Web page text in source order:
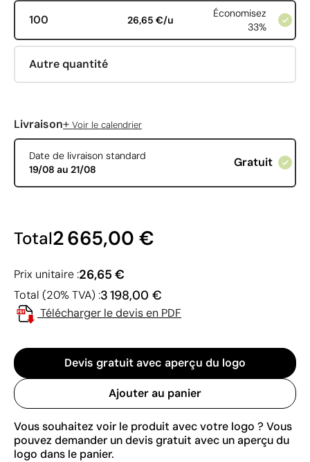
100 26,65 €/u
Économisez
33%
Autre quantité
Livraison+ Voir le calendrier
Date de livraison standard
19/08 au 21/08
Gratuit
Total2 665,00 €
Prix unitaire :26,65 €
Total (20% TVA) :3 198,00 €
Télécharger le devis en PDF
Devis gratuit avec aperçu du logo
Ajouter au panier
Vous souhaitez voir le produit avec votre logo ? Vous
pouvez demander un devis gratuit avec un aperçu du
logo dans le panier.